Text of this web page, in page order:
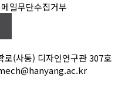
일무단수집거부
로(사동) 디자인연구관 307호